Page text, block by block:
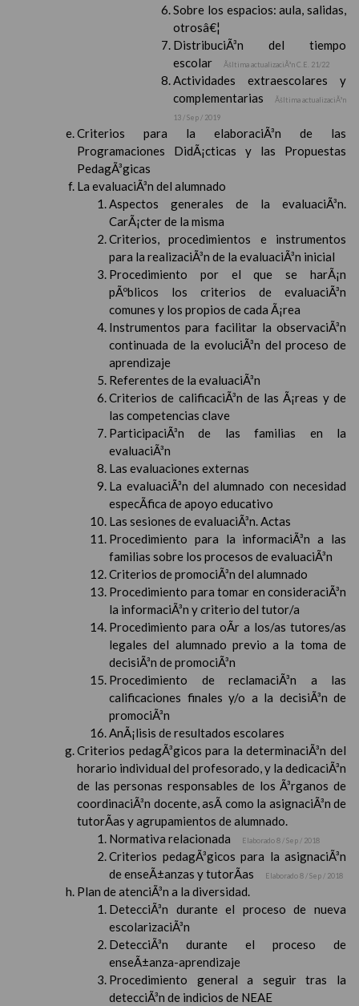
Sobre los espacios: aula, salidas,
otrosâ€¦
DistribuciÃ³n del tiempo
escolar
Ãšltima actualizaciÃ³n C.E. 21/22
Actividades extraescolares y
complementarias
Ãšltima actualizaciÃ³n
13 / Sep / 2019
Criterios para la elaboraciÃ³n de las
Programaciones DidÃ¡cticas y las Propuestas
PedagÃ³gicas
La evaluaciÃ³n del alumnado
Aspectos generales de la evaluaciÃ³n.
CarÃ¡cter de la misma
Criterios, procedimientos e instrumentos
para la realizaciÃ³n de la evaluaciÃ³n inicial
Procedimiento por el que se harÃ¡n
pÃºblicos los criterios de evaluaciÃ³n
comunes y los propios de cada Ã¡rea
Instrumentos para facilitar la observaciÃ³n
continuada de la evoluciÃ³n del proceso de
aprendizaje
Referentes de la evaluaciÃ³n
Criterios de calificaciÃ³n de las Ã¡reas y de
las competencias clave
ParticipaciÃ³n de las familias en la
evaluaciÃ³n
Las evaluaciones externas
La evaluaciÃ³n del alumnado con necesidad
especÃ­fica de apoyo educativo
Las sesiones de evaluaciÃ³n. Actas
Procedimiento para la informaciÃ³n a las
familias sobre los procesos de evaluaciÃ³n
Criterios de promociÃ³n del alumnado
Procedimiento para tomar en consideraciÃ³n
la informaciÃ³n y criterio del tutor/a
Procedimiento para oÃ­r a los/as tutores/as
legales del alumnado previo a la toma de
decisiÃ³n de promociÃ³n
Procedimiento de reclamaciÃ³n a las
calificaciones finales y/o a la decisiÃ³n de
promociÃ³n
AnÃ¡lisis de resultados escolares
Criterios pedagÃ³gicos para la determinaciÃ³n del
horario individual del profesorado, y la dedicaciÃ³n
de las personas responsables de los Ã³rganos de
coordinaciÃ³n docente, asÃ­ como la asignaciÃ³n de
tutorÃ­as y agrupamientos de alumnado.
Normativa relacionada
Elaborado 8 / Sep / 2018
Criterios pedagÃ³gicos para la asignaciÃ³n
de enseÃ±anzas y tutorÃ­as
Elaborado 8 / Sep / 2018
Plan de atenciÃ³n a la diversidad.
DetecciÃ³n durante el proceso de nueva
escolarizaciÃ³n
DetecciÃ³n durante el proceso de
enseÃ±anza-aprendizaje
Procedimiento general a seguir tras la
detecciÃ³n de indicios de NEAE